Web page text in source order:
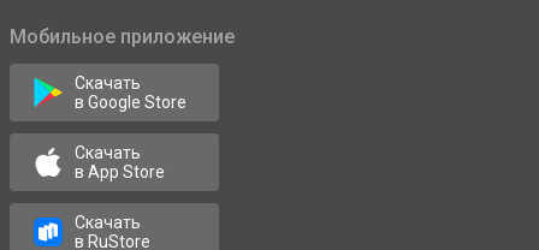
Мобильное приложение
Скачать
в Google Store
Скачать
в App Store
Скачать
в RuStore